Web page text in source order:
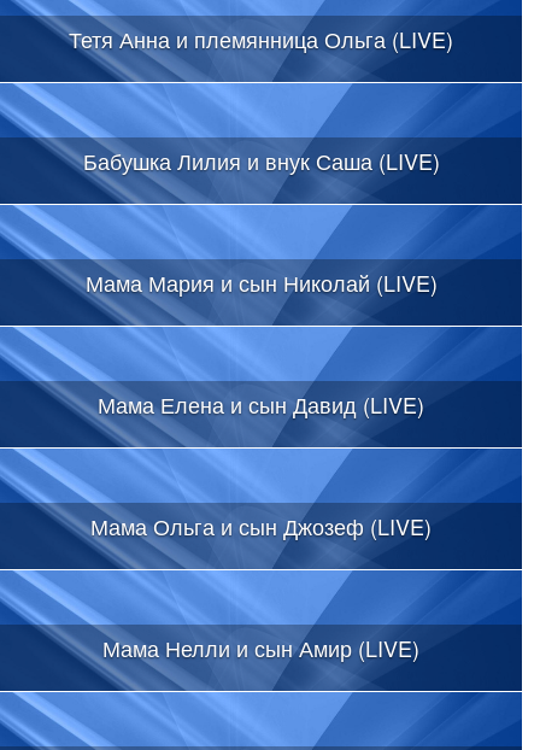
Тетя Анна и племянница Ольга (LIVE)
Бабушка Лилия и внук Саша (LIVE)
Мама Мария и сын Николай (LIVE)
Мама Елена и сын Давид (LIVE)
Мама Ольга и сын Джозеф (LIVE)
Мама Нелли и сын Амир (LIVE)